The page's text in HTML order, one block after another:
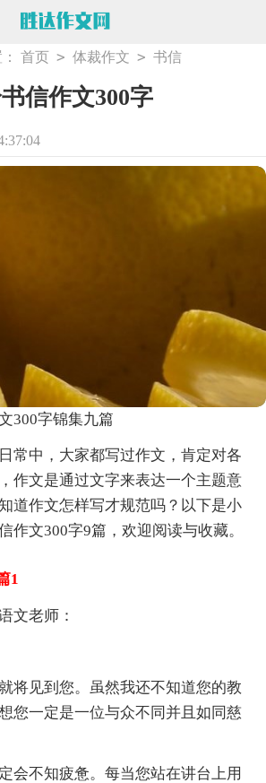
首页 > 体裁作文 > 书信
信作文300字
300字锦集九篇
常中，大家都写过作文，肯定对各
作文是通过文字来表达一个主题意
道作文怎样写才规范吗？以下是小
作文300字9篇，欢迎阅读与收藏。
1
文老师：
将见到您。虽然我还不知道您的教
您一定是一位与众不同并且如同慈
会不知疲惫。每当您站在讲台上用